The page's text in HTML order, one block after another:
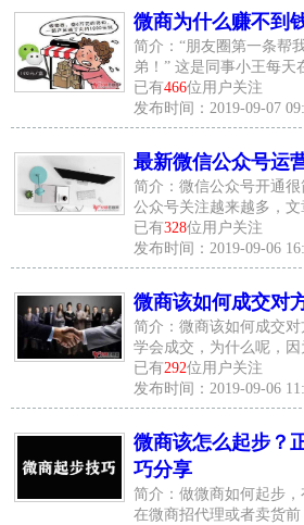
微商为什么赚不到
简介：“朋友圈第一条帮
弟！” 这是同事小王每
已有466位用户关注
发布时间：2019-09-07
最新微信公众号运
简介：微信公众号开通
公众号关注越来越多，
已有328位用户关注
发布时间：2019-09-06
微商该如何成交对
简介：微商该如何成交
学会成交，为什么呢，
已有292位用户关注
发布时间：2019-09-06
微商该怎么起步？
巧分享
简介：做微商如何起步，
在微商招代理或者卖货